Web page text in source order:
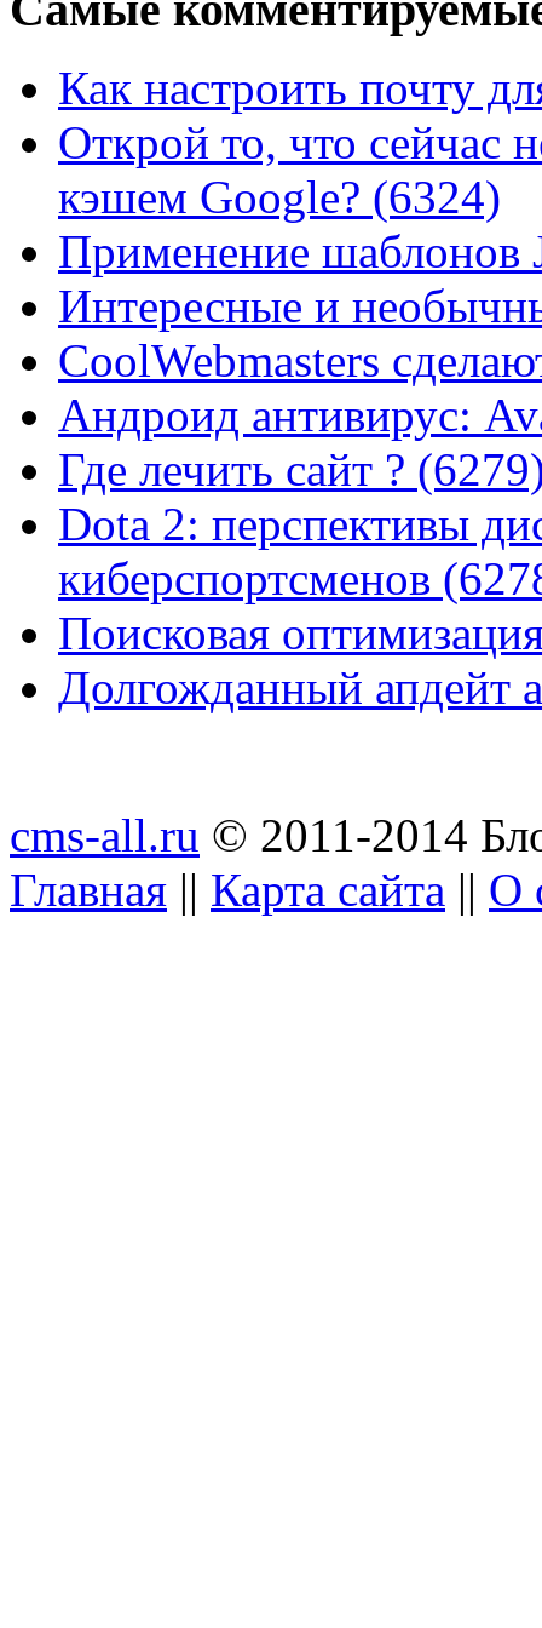
Как настроить почту
Открой то, что сейчас
кэшем Google? (6324)
Применение шаблонов
Интересные и
CoolWebmasters
Андроид антивирус:
Где лечить сайт ?
Dota 2: перспективы
киберспортсменов
Поисковая
Долгожданный апдейт
cms-all.ru © 2011-2014
Главная || Карта сайта || О